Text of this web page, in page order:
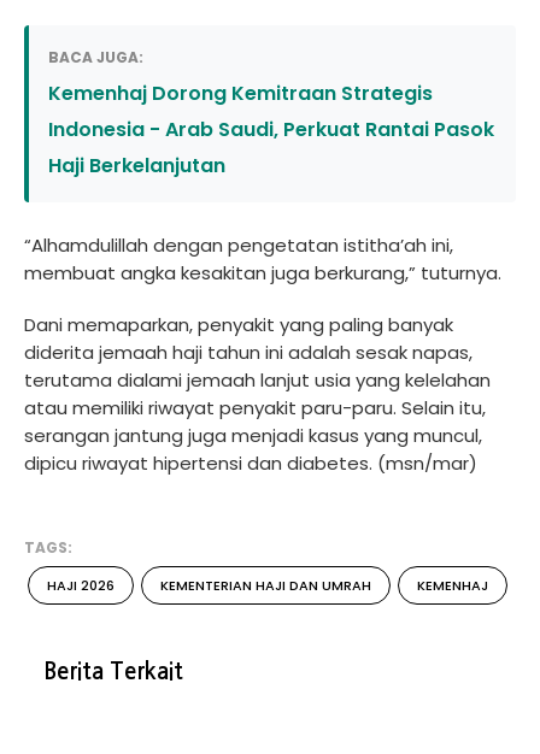
BACA JUGA:
Kemenhaj Dorong Kemitraan Strategis
Indonesia - Arab Saudi, Perkuat Rantai Pasok
Haji Berkelanjutan
“Alhamdulillah dengan pengetatan istitha’ah ini,
membuat angka kesakitan juga berkurang,” tuturnya.
Dani memaparkan, penyakit yang paling banyak
diderita jemaah haji tahun ini adalah sesak napas,
terutama dialami jemaah lanjut usia yang kelelahan
atau memiliki riwayat penyakit paru-paru. Selain itu,
serangan jantung juga menjadi kasus yang muncul,
dipicu riwayat hipertensi dan diabetes. (msn/mar)
TAGS:
HAJI 2026 KEMENTERIAN HAJI DAN UMRAH KEMENHAJ
Berita Terkait